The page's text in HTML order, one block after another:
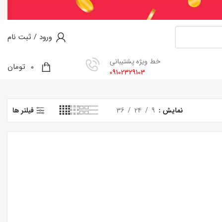
ورود / ثبت نام
خط ویژه پشتیبانی
09102329103
0
0 تومان
نمایش 9
24
36 فیلتر ها